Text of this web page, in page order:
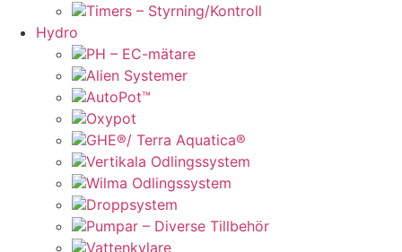
Timers – Styrning/Kontroll
Hydro
PH – EC-mätare
Alien Systemer
AutoPot™
Oxypot
GHE®/ Terra Aquatica®
Vertikala Odlingssystem
Wilma Odlingssystem
Droppsystem
Pumpar – Diverse Tillbehör
Vattenkylare